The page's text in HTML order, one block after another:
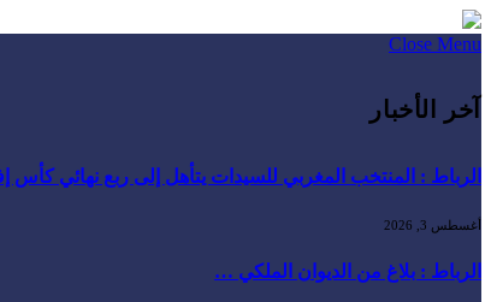
Close Menu
آخر الأخبار
الرباط : المنتخب المغربي للسيدات يتأهل إلى ربع نهائي
أغسطس 3, 2026
الرباط : بلاغ من الديوان الملكي …